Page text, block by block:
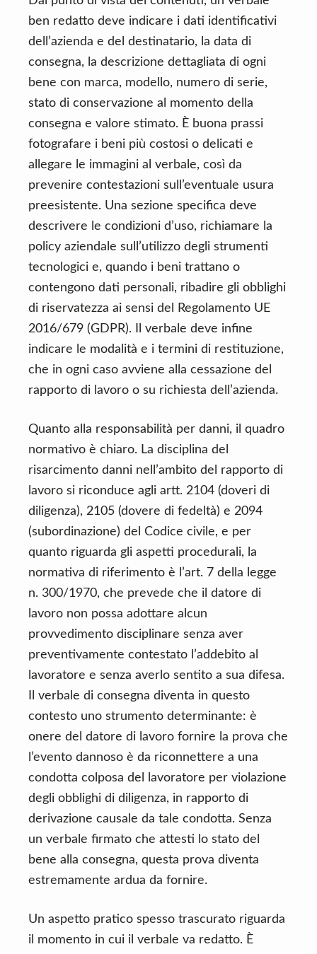
ben redatto deve indicare i dati identificativi
dell’azienda e del destinatario, la data di
consegna, la descrizione dettagliata di ogni
bene con marca, modello, numero di serie,
stato di conservazione al momento della
consegna e valore stimato. È buona prassi
fotografare i beni più costosi o delicati e
allegare le immagini al verbale, così da
prevenire contestazioni sull’eventuale usura
preesistente. Una sezione specifica deve
descrivere le condizioni d’uso, richiamare la
policy aziendale sull’utilizzo degli strumenti
tecnologici e, quando i beni trattano o
contengono dati personali, ribadire gli obblighi
di riservatezza ai sensi del Regolamento UE
2016/679 (GDPR). Il verbale deve infine
indicare le modalità e i termini di restituzione,
che in ogni caso avviene alla cessazione del
rapporto di lavoro o su richiesta dell’azienda.
Quanto alla responsabilità per danni, il quadro
normativo è chiaro. La disciplina del
risarcimento danni nell’ambito del rapporto di
lavoro si riconduce agli artt. 2104 (doveri di
diligenza), 2105 (dovere di fedeltà) e 2094
(subordinazione) del Codice civile, e per
quanto riguarda gli aspetti procedurali, la
normativa di riferimento è l’art. 7 della legge
n. 300/1970, che prevede che il datore di
lavoro non possa adottare alcun
provvedimento disciplinare senza aver
preventivamente contestato l’addebito al
lavoratore e senza averlo sentito a sua difesa.
Il verbale di consegna diventa in questo
contesto uno strumento determinante: è
onere del datore di lavoro fornire la prova che
l’evento dannoso è da riconnettere a una
condotta colposa del lavoratore per violazione
degli obblighi di diligenza, in rapporto di
derivazione causale da tale condotta. Senza
un verbale firmato che attesti lo stato del
bene alla consegna, questa prova diventa
estremamente ardua da fornire.
Un aspetto pratico spesso trascurato riguarda
il momento in cui il verbale va redatto. È